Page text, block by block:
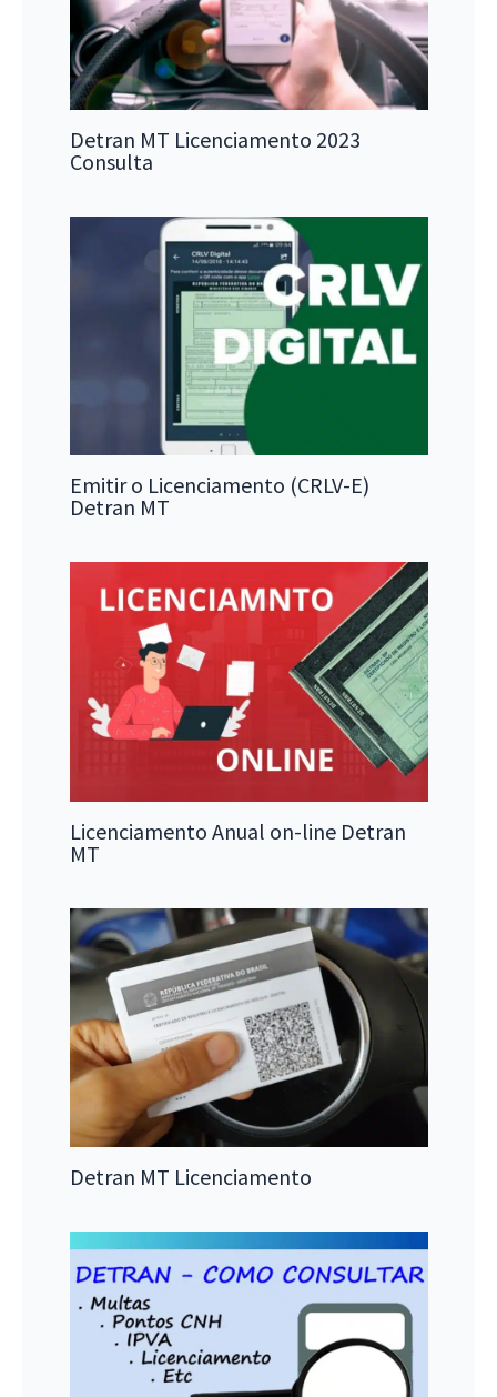
Detran MT Licenciamento 2023
Consulta
Emitir o Licenciamento (CRLV-E)
Detran MT
Licenciamento Anual on-line Detran
MT
Detran MT Licenciamento